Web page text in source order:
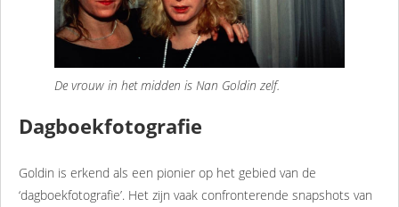
De vrouw in het midden is Nan Goldin zelf.
Dagboekfotografie
Goldin is erkend als een pionier op het gebied van de
‘dagboekfotografie’. Het zijn vaak confronterende snapshots van